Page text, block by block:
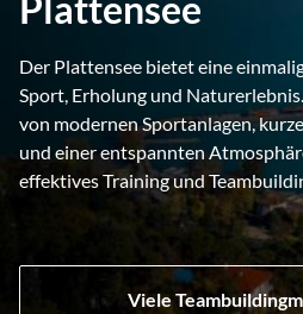
Der Plattensee bietet eine
Sport, Erholung und
von modernen Sportanlagen,
und einer entspannten
effektives Training und
Viele